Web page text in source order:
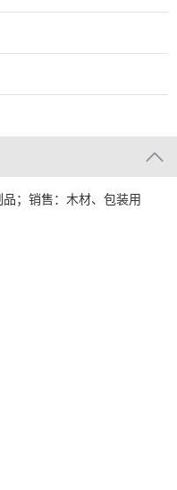
；销售：木材、包装用